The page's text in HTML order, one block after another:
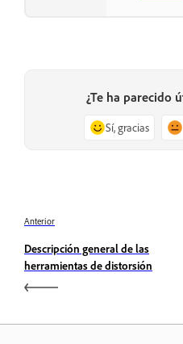
¿Te ha parecido
Sí, gracias
Anterior
Descripción general de las
herramientas de distorsión